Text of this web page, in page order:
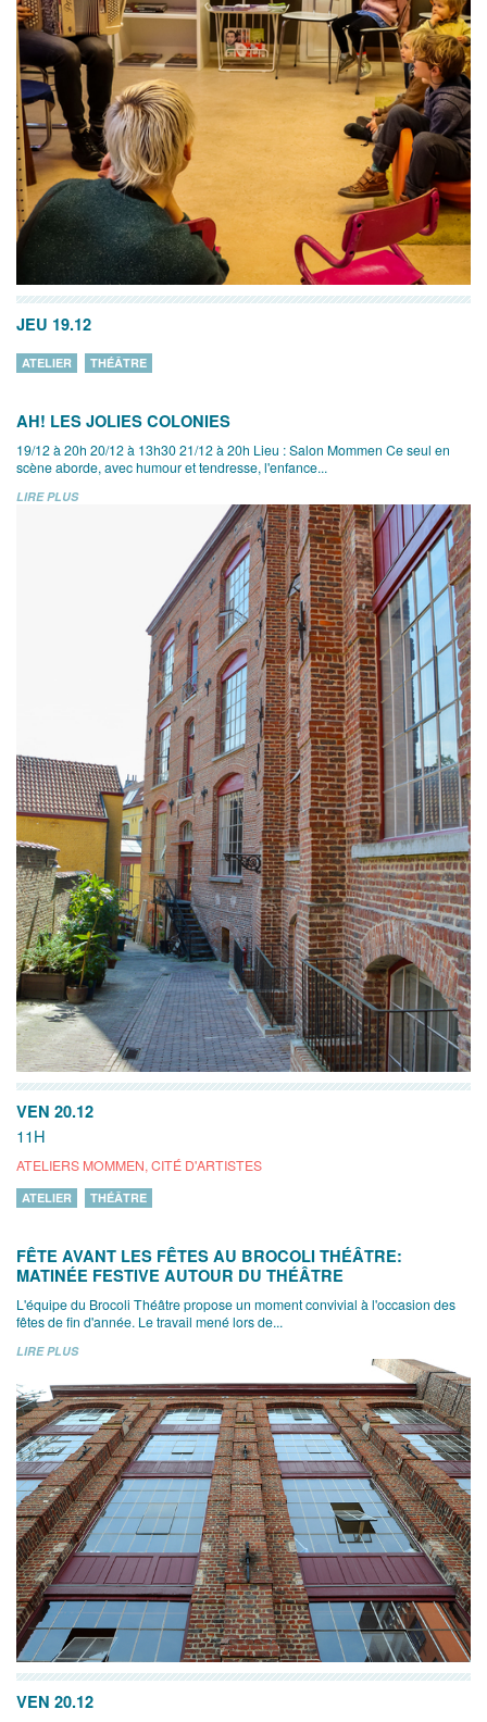
JEU 19.12
ATELIER THÉÂTRE
AH! LES JOLIES COLONIES
19/12 à 20h 20/12 à 13h30 21/12 à 20h Lieu : Salon Mommen Ce seul en
scène aborde, avec humour et tendresse, l'enfance...
LIRE PLUS
VEN 20.12
11H
ATELIERS MOMMEN, CITÉ D'ARTISTES
ATELIER THÉÂTRE
FÊTE AVANT LES FÊTES AU BROCOLI THÉÂTRE:
MATINÉE FESTIVE AUTOUR DU THÉÂTRE
L'équipe du Brocoli Théâtre propose un moment convivial à l'occasion des
fêtes de fin d'année. Le travail mené lors de...
LIRE PLUS
VEN 20.12